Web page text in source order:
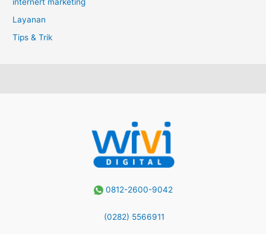
Layanan
Tips & Trik
0812-2600-9042
(0282) 5566911